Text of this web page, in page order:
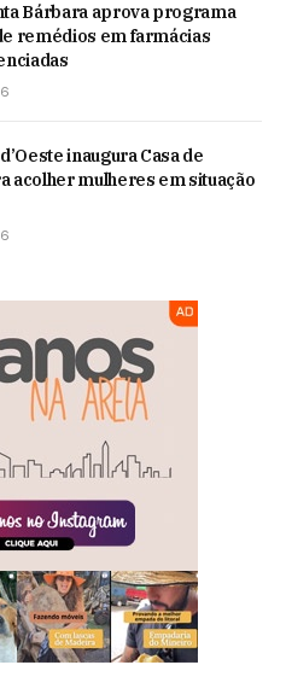
Bárbara aprova programa
remédios em farmácias
inaugura Casa de
acolher mulheres em situação